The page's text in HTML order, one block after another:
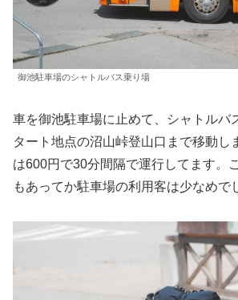
御池駐車場のシャトルバス乗り場
車を御池駐車場に止めて、シャトルバ
タート地点の沼山峠登山口まで移動し
は600円で30分間隔で運行してます。
もあってか駐車場の利用客は少なめで